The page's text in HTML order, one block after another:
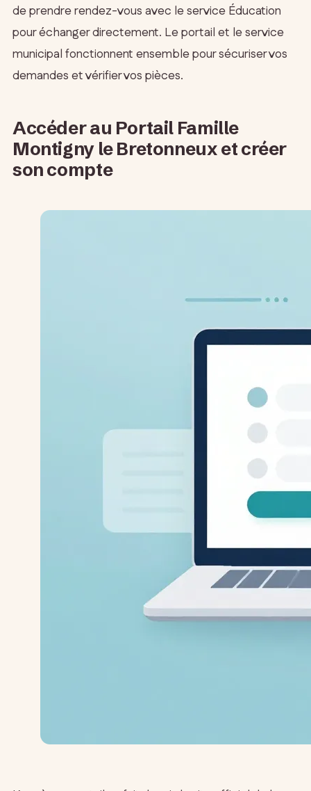
de prendre rendez-vous avec le service Éducation
pour échanger directement. Le portail et le service
municipal fonctionnent ensemble pour sécuriser vos
demandes et vérifier vos pièces.
Accéder au Portail Famille
Montigny le Bretonneux et créer
son compte